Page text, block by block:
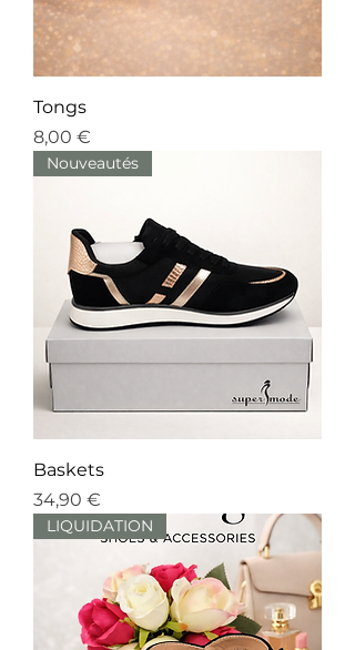
Tongs
Prix
8,00 €
Nouveautés
Baskets
Prix
34,90 €
LIQUIDATION